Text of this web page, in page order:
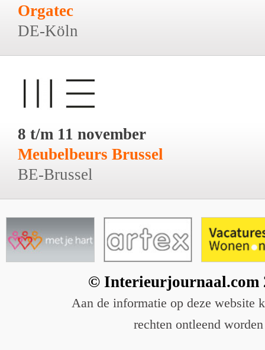
Orgatec
DE-Köln
8 t/m 11 november
Meubelbeurs Brussel
BE-Brussel
© Interieurjournaal.com
Aan de informatie op deze website
rechten ontleend worden